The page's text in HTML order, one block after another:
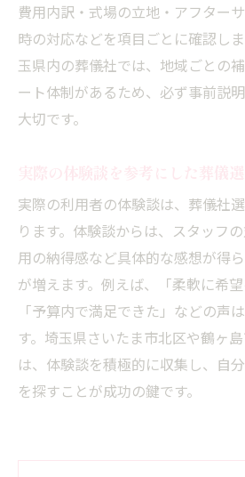
費用内訳・式場の立地・アフター
時の対応などを項目ごとに確認し
玉県内の葬儀社では、地域ごとの
ート体制があるため、必ず事前説
大切です。
実際の利用者の体験談は、葬儀社
ります。体験談からは、スタッフ
用の納得感など具体的な感想が得
が増えます。例えば、「柔軟に希望
「予算内で満足できた」などの声
す。埼玉県さいたま市北区や鶴ヶ
は、体験談を積極的に収集し、自
を探すことが成功の鍵です。